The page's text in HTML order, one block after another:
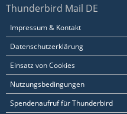
Thunderbird Mail DE
Impressum & Kontakt
Datenschutzerklärung
Einsatz von Cookies
Nutzungsbedingungen
Spendenaufruf für Thunderbird